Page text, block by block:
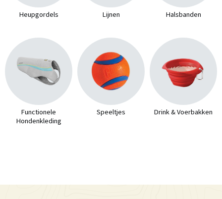
Heupgordels Lijnen Halsbanden
Functionele
Hondenkleding
Speeltjes Drink & Voerbakken